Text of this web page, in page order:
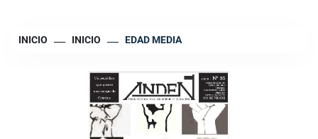
INICIO INICIO EDAD MEDIA